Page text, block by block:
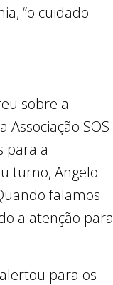
“o cuidado
sobre a
SOS
para a
turno, Angelo
falamos
a atenção para
para os